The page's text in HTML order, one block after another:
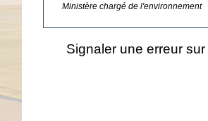
Ministère chargé de l'environnement
Signaler une erreur